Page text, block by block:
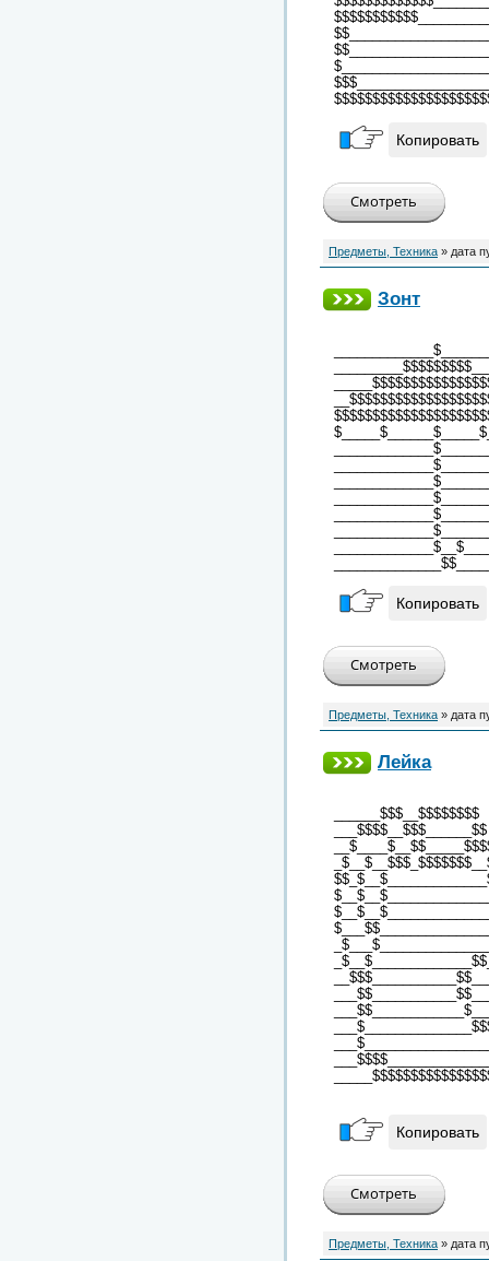
Копировать
Предметы, Техника » дата
Зонт
Копировать
Предметы, Техника » дата
Лейка
______$$$__$$$$$$$$
___$$$$__$$$______$$
Копировать
Предметы, Техника » дата